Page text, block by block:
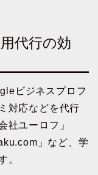
代行の効
ビジネスプロフ
対応などを代行
社ユーロフ」
」など、学
。